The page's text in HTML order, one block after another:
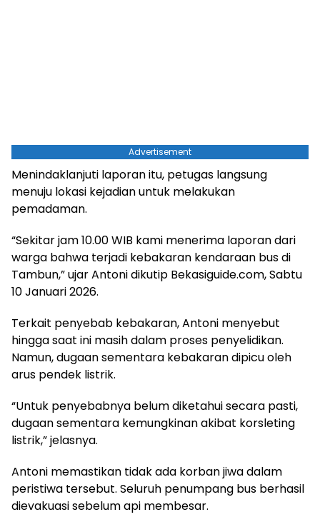
Advertisement
Menindaklanjuti laporan itu, petugas langsung
menuju lokasi kejadian untuk melakukan
pemadaman.
“Sekitar jam 10.00 WIB kami menerima laporan dari
warga bahwa terjadi kebakaran kendaraan bus di
Tambun,” ujar Antoni dikutip Bekasiguide.com, Sabtu
10 Januari 2026.
Terkait penyebab kebakaran, Antoni menyebut
hingga saat ini masih dalam proses penyelidikan.
Namun, dugaan sementara kebakaran dipicu oleh
arus pendek listrik.
“Untuk penyebabnya belum diketahui secara pasti,
dugaan sementara kemungkinan akibat korsleting
listrik,” jelasnya.
Antoni memastikan tidak ada korban jiwa dalam
peristiwa tersebut. Seluruh penumpang bus berhasil
dievakuasi sebelum api membesar.